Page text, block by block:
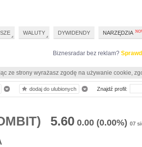
Biznesradar bez reklam?
ze strony wyrażasz zgodę na używanie cookie,
5.60 0.00 (0.00%) 07
dodaj do ulubionych Znajdź profil:
WALUTY DYWIDENDY NARZĘDZIA